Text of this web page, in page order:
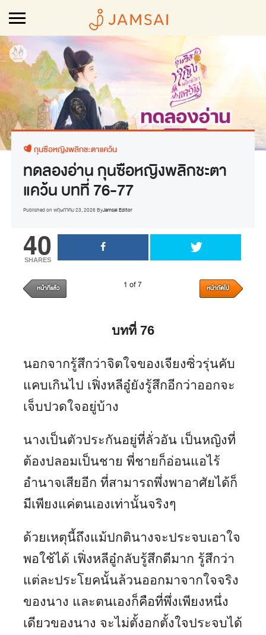
กุนซือหญิงพลิกชะตาแคว้น
ทดลองอ่าน กุนซือหญิงพลิกชะตา
แคว้น บทที่ 76-77
Published on พฤษภาคม 23, 2026ByJamsai Editor
40
SHARES
หน้าที่แล้ว 1 of 7 หน้าถัดไป
บทที่ 76
นอกจากรู้สึกว่าจิตใจของเจียงซิ่วรุ่นคับ
แคบเกินไป เฟิ่งหลีอู๋ยังรู้สึกอีกว่าออกจะ
เจ็บปวดใจอยู่บ้าง
นางเป็นตัวประกันอยู่ที่ลั่วอัน เป็นหญิงที่
ต้องปลอมเป็นชาย พี่ชายก็อ่อนแอไร้
อำนาจเสียอีก ที่สามารถพึ่งพาอาศัยได้ก็
มีเพียงแค่ตนเองเท่านั้นจริงๆ
ด้วยเหตุนี้ถึงแม้ปกตินางจะประจบเอาใจ
พอใช้ได้ เฟิ่งหลีอู๋กลับรู้สึกดีมาก รู้สึกว่า
แต่ละประโยคนั้นล้วนออกมาจากใจจริง
ของนาง และตนเองก็คือที่พึ่งเพียงหนึ่ง
เดียวของนาง จะไม่ตั้งอกตั้งใจประจบได้